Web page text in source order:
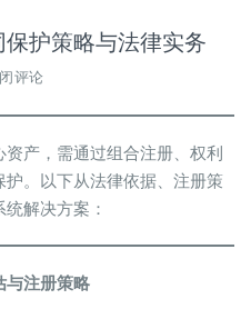
护策略与法律实务​
评论
产，需通过组合注册、权利
。以下从法律依据、注册策
解决方案：
与注册策略​